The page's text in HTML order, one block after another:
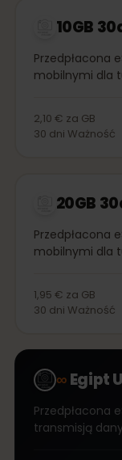
10GB
Przedpłacona
mobilnymi dla
2,10 € za GB
30 dni Ważność
20GB
Przedpłacona
mobilnymi dla
1,95 € za GB
30 dni Ważność
∞Egipt
Przedpłacona
transmisją